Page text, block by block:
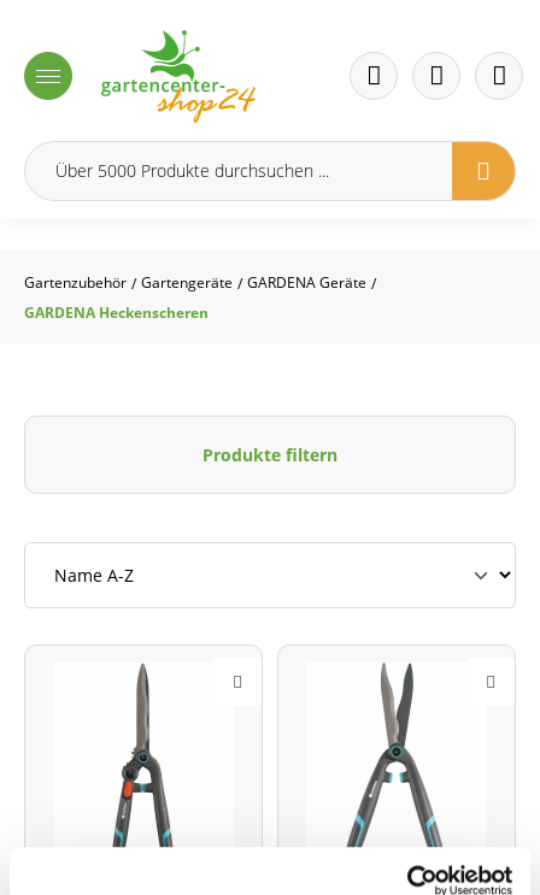
Gartenzubehör / Gartengeräte / GARDENA Geräte /
GARDENA Heckenscheren
Produkte filtern